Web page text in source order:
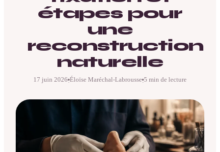
étapes pour
une
reconstruction
naturelle
17 juin 2026·Éloïse Maréchal-Labrousse·5 min de lecture